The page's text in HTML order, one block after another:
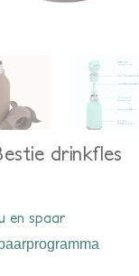
drinkfles
en spaar